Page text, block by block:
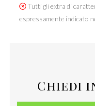
Tutti gli extra di
espressamente indicato
Chiedi